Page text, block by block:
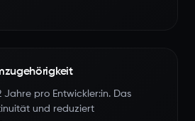
Jahre pro Entwickler:in. Das
und reduziert